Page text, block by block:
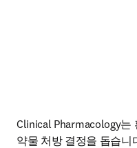
Clinical Pharmacology는
약물 처방 결정을 돕습니